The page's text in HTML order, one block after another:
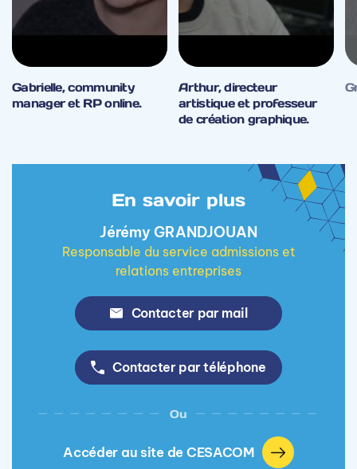
Gabrielle, community
manager et RP online.
Arthur, directeur
artistique et professeur
de création graphique.
En savoir plus
Jérémy GRANDJOUAN
Responsable du service admissions et
relations entreprises
Contacter par mail
Contacter par téléphone
Ou
Accéder au site de CESACOM